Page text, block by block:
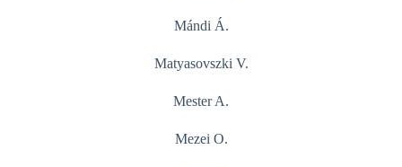
Mándi Á.
Matyasovszki V.
Mester A.
Mezei O.